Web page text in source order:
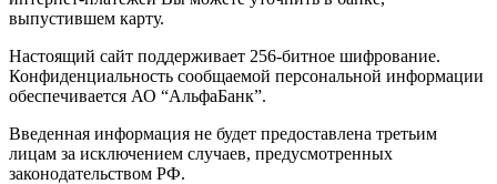
выпустившем карту.
Настоящий сайт поддерживает 256-битное шифрование.
Конфиденциальность сообщаемой персональной информации
обеспечивается АО “АльфаБанк”.
Введенная информация не будет предоставлена третьим
лицам за исключением случаев, предусмотренных
законодательством РФ.